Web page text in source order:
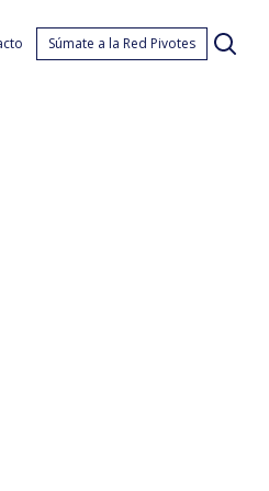
Súmate a la Red Pivotes